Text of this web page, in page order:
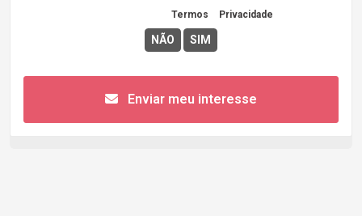
Termos Privacidade
Enviar meu interesse